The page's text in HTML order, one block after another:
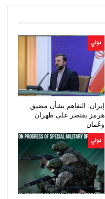
دولي
إيران: التفاهم بشأن مضيق
هرمز يقتصر على طهران
وعُمان
دولي